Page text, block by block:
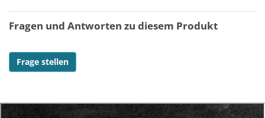
Fragen und Antworten zu diesem Produkt
Frage stellen